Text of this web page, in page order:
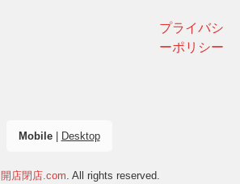
プライバシ
ーポリシー
Mobile| Desktop
開店閉店.com . All rights reserved.